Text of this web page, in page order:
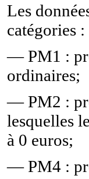
Les
catégories :
— PM1 :
ordinaires;
— PM2 :
lesquelles
à 0 euros;
— PM4 :